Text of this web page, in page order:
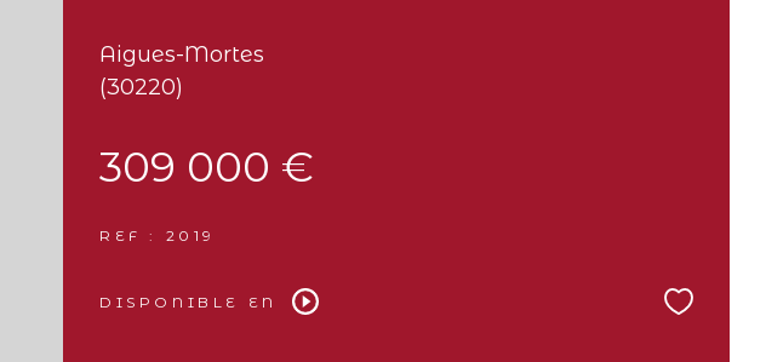
Aigues-Mortes
(30220)
309 000 €
REF : 2019
DISPONIBLE EN